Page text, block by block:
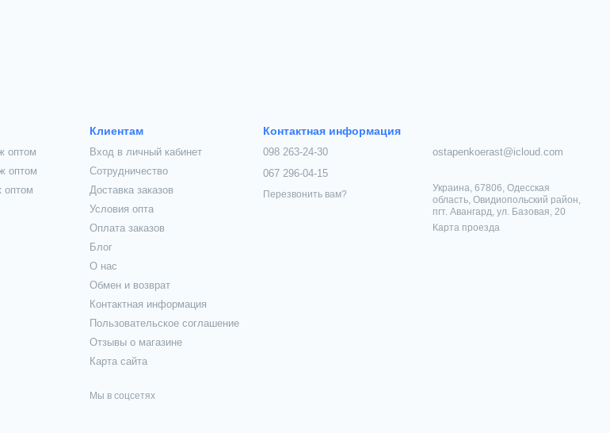
оптом
оптом
оптом
Клиентам
Вход в личный кабинет
Сотрудничество
Доставка заказов
Условия опта
Оплата заказов
Блог
О нас
Обмен и возврат
Контактная информация
Пользовательское соглашение
Отзывы о магазине
Карта сайта
Мы в соцсетях
Контактная информация
098 263-24-30
067 296-04-15
Перезвонить вам?
ostapenkoerast@icloud.com
Украина, 67806, Одесская
область, Овидиопольский район,
пгт. Авангард, ул. Базовая, 20
Карта проезда